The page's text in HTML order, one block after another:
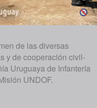
de las diversas
y de cooperación civil-
Uruguaya de Infantería
UNDOF.